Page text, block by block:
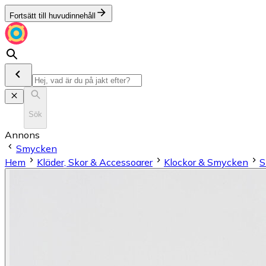
Fortsätt till huvudinnehåll
Sök
Annons
Smycken
Hem
Kläder, Skor & Accessoarer Klockor & Smycken